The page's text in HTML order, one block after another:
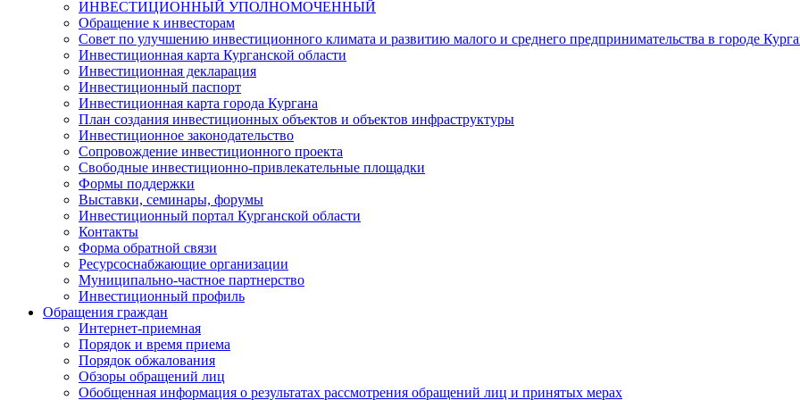
ИНВЕСТИЦИОННЫЙ УПОЛНОМОЧЕННЫЙ
Обращение к инвесторам
Совет по улучшению инвестиционного климата и развитию малого и среднего предпринимательства в городе
Инвестиционная карта Курганской области
Инвестиционная декларация
Инвестиционный паспорт
Инвестиционная карта города Кургана
План создания инвестиционных объектов и объектов инфраструктуры
Инвестиционное законодательство
Сопровождение инвестиционного проекта
Свободные инвестиционно-привлекательные площадки
Формы поддержки
Выставки, семинары, форумы
Инвестиционный портал Курганской области
Контакты
Форма обратной связи
Ресурсоснабжающие организации
Муниципально-частное партнерство
Инвестиционный профиль
Обращения граждан
Интернет-приемная
Порядок и время приема
Порядок обжалования
Обзоры обращений лиц
Обобщенная информация о результатах рассмотрения обращений лиц и принятых мерах